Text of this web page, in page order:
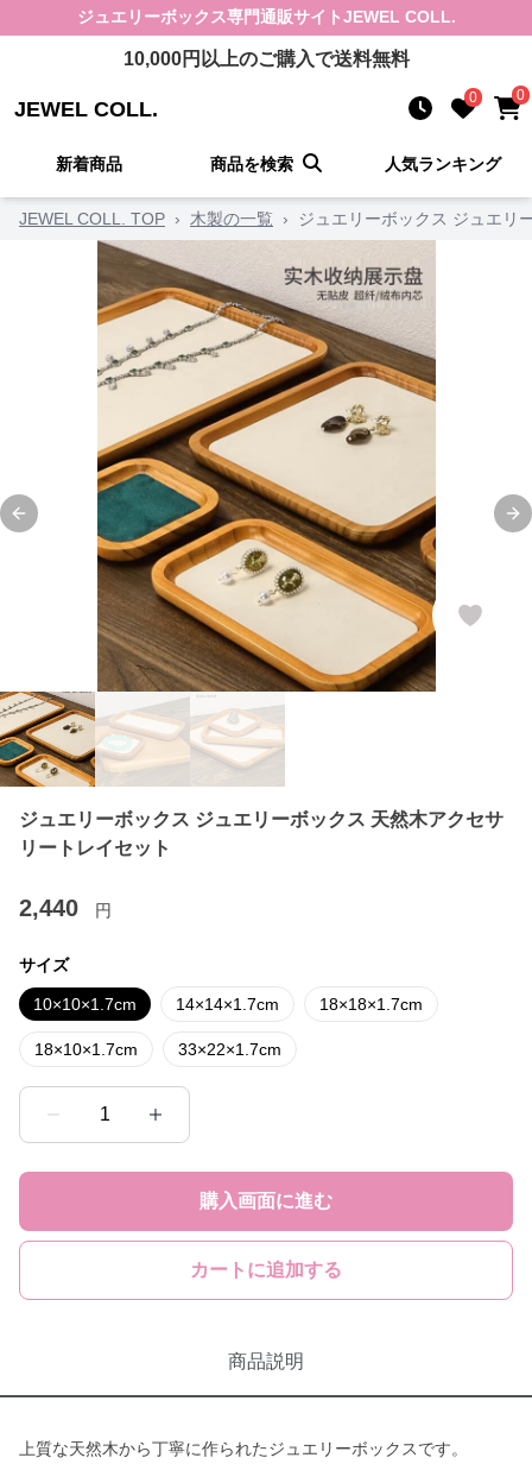
ジュエリーボックス専門通販サイトJEWEL COLL.
10,000円以上のご購入で送料無料
JEWEL COLL. 0 0
新着商品 商品を検索 人気ランキング
JEWEL COLL. TOP › 木製の一覧 › ジュエリーボックス ジュエリ
Previous slide
ジュエリーボックス ジュエリーボックス 天然木アクセサ
リートレイセット
2,440 円
サイズ
10×10×1.7cm 14×14×1.7cm 18×18×1.7cm
18×10×1.7cm 33×22×1.7cm
1
購入画面に進む
カートに追加する
商品説明
上質な天然木から丁寧に作られたジュエリーボックスです。